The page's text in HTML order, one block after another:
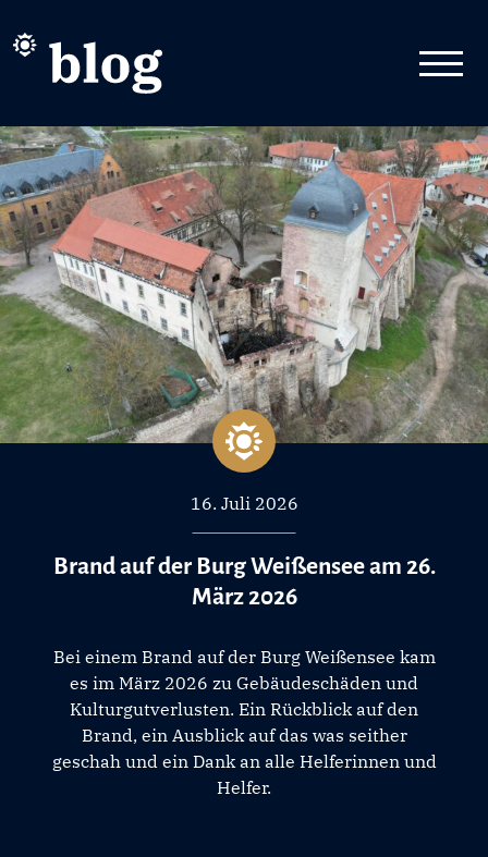
16. Juli 2026
Brand auf der Burg Weißensee am 26.
März 2026
Bei einem Brand auf der Burg Weißensee kam
es im März 2026 zu Gebäudeschäden und
Kulturgutverlusten. Ein Rückblick auf den
Brand, ein Ausblick auf das was seither
geschah und ein Dank an alle Helferinnen und
Helfer.